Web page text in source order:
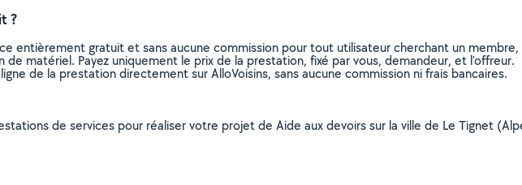
?
entièrement gratuit et sans aucune commission pour tout utilisateur cherchant un
matériel. Payez uniquement le prix de la prestation, fixé par vous, demandeur, et l’offreur.
de la prestation directement sur AlloVoisins, sans aucune commission ni frais bancaires.
de services pour réaliser votre projet de Aide aux devoirs sur la ville de Le Tignet